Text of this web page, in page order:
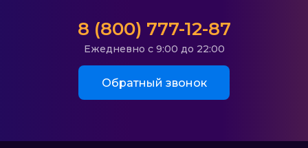
8 (800) 777-12-87
Ежедневно с 9:00 до 22:00
Обратный звонок